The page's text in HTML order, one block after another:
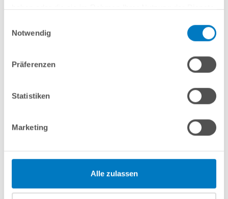
Notwendig
Präferenzen
Statistiken
Marketing
Alle zulassen
Erfüllt die französische Sicherheitsnorm NF P 90-308
Für ebenerdig eingebaute Pools bis 6,00 x 3,20 m (Zuschnitt der
angegebene Beckenmaß. Das Abdeckungsmaß beträgt somit 6,70 x 3,90
Vergleichen Merken
Fragen? Wir helfen Ihnen gerne weiter:
info(at)poolsana.de Anfrageformular